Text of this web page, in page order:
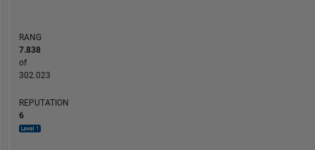
RANG
7.838
of
302.023
REPUTATION
6